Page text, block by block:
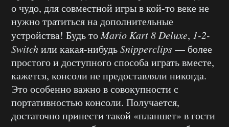
о чудо, для совместной игры в кой-то веке не
нужно тратиться на дополнительные
устройства! Будь тоMario Kart 8 Deluxe, 1-2-
Switchили какая-нибудьSnipperclips— более
простого и доступного способа играть вместе,
кажется, консоли не предоставляли никогда.
Это особенно важно в совокупности с
портативностью консоли. Получается,
достаточно принести такой «планшет» в гости